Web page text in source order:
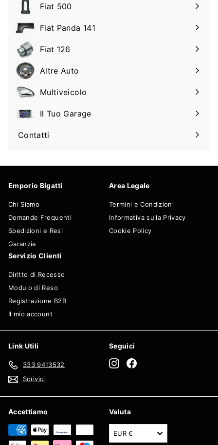
Fiat 500
Espandi
il
sottomenu
Fiat Panda 141
Espandi
il
sottomenu
Fiat 126
Espandi
il
sottomenu
Altre Auto
Espandi
il
sottomenu
Multiveicolo
Espandi
il
sottomenu
Il Tuo Garage
Espandi
il
Contatti
Emporio Bigatti
Chi Siamo
Domande Frequenti
Spedizioni e Resi
Garanzia
Area Legale
Termini e Condizioni
Informativa sulla Privacy
Cookie Policy
Servizio Clienti
Diritto di Recesso
Modulo di Reso
Registrazione B2B
Il mio account
Link Utili
333 9413532
Scrivici
Seguici
Instagram
Accettiamo Valuta
EUR €